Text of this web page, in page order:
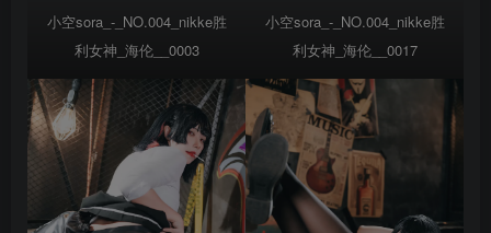
小空sora_-_NO.004_nikke胜
利女神_海伦__0003
小空sora_-_NO.004_nikke胜
利女神_海伦__0017